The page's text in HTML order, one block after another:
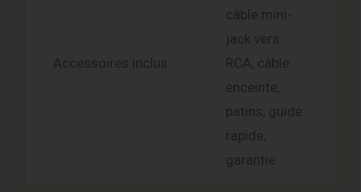
Accessoires inclus
câble mini-
jack vers
RCA, câble
enceinte,
patins, guide
rapide,
garantie